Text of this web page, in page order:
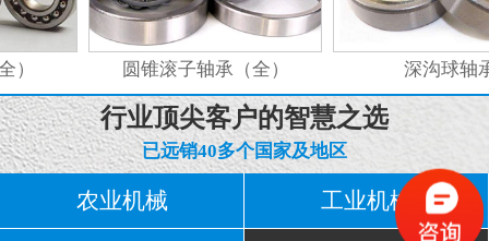
） 圆锥滚子轴承（全） 深沟球轴承
行业顶尖客户的智慧之选
已远销40多个国家及地区
农业机械 工业机械